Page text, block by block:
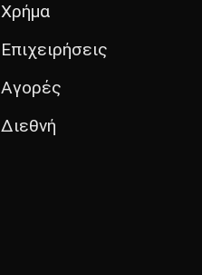
Χρήμα
Επιχειρήσεις
Αγορές
Διεθνή